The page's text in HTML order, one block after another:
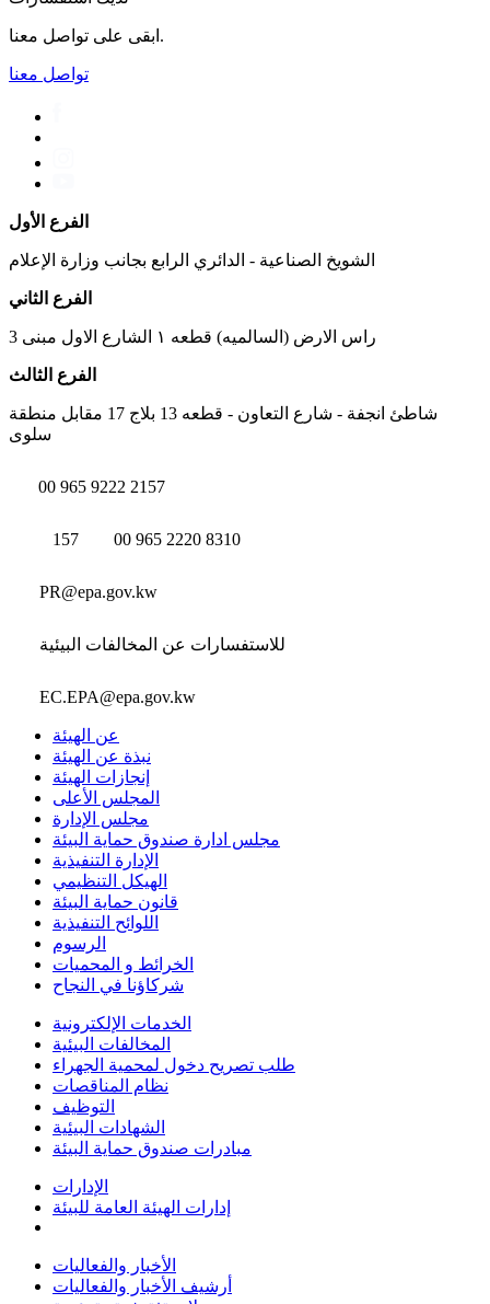
ابقى على تواصل معنا.
تواصل معنا
الفرع الأول
الشويخ الصناعية - الدائري الرابع بجانب وزارة الإعلام
الفرع الثاني
راس الارض (السالميه) قطعه ١ الشارع الاول مبنى 3
الفرع الثالث
شاطئ انجفة - شارع التعاون - قطعه 13 بلاج 17 مقابل منطقة
سلوى
00 965 9222 2157
157 00 965 2220 8310
PR@epa.gov.kw
للاستفسارات عن المخالفات البيئية
EC.EPA@epa.gov.kw
عن الهيئة
نبذة عن الهيئة
إنجازات الهيئة
المجلس الأعلى
مجلس الإدارة
مجلس ادارة صندوق حماية البيئة
الإدارة التنفيذية
الهيكل التنظيمي
قانون حماية البيئة
اللوائح التنفيذية
الرسوم
الخرائط و المحميات
شركاؤنا في النجاح
الخدمات الإلكترونية
المخالفات البيئية
طلب تصريح دخول لمحمية الجهراء
نظام المناقصات
التوظيف
الشهادات البيئية
مبادرات صندوق حماية البيئة
الإدارات
إدارات الهيئة العامة للبيئة
الأخبار والفعاليات
أرشيف الأخبار والفعاليات